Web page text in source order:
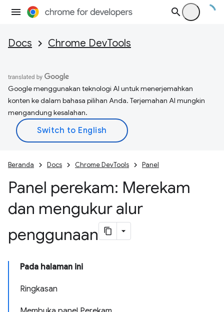
Docs Chrome DevTools
Google menggunakan teknologi AI untuk menerjemahkan
konten ke dalam bahasa pilihan Anda. Terjemahan AI mungkin
mengandung kesalahan.
Beranda Docs Chrome DevTools Panel
Panel perekam: Merekam
dan mengukur alur
penggunaan
Pada halaman ini
Ringkasan